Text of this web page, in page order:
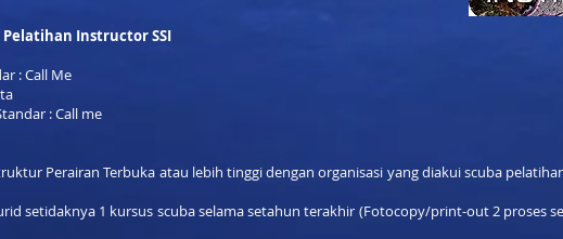
Instructor SSI
: Call Me
: Call me
Perairan Terbuka atau lebih tinggi dengan organisasi yang diakui scuba
setidaknya 1 kursus scuba selama setahun terakhir (Fotocopy/print-out 2 proses